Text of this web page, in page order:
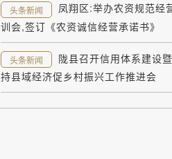
头条新闻
凤翔区:举办农资规范经
训会,签订《农资诚信经营承诺书》
头条新闻
陇县召开信用体系建设
持县域经济促乡村振兴工作推进会